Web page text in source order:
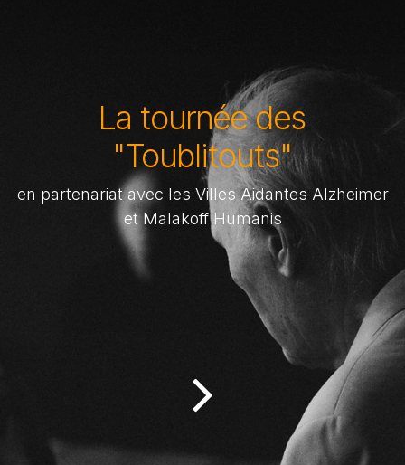
La tournée des
"Toublitouts"
en partenariat avec les Villes Aidantes Alzheimer
et Malakoff Humanis